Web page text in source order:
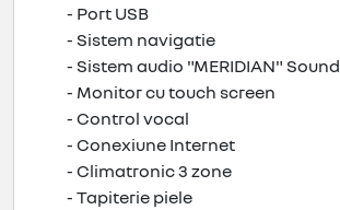
- Port USB
- Sistem navigatie
- Sistem audio "MERIDIAN" Sound
- Monitor cu touch screen
- Control vocal
- Conexiune Internet
- Climatronic 3 zone
- Tapiterie piele